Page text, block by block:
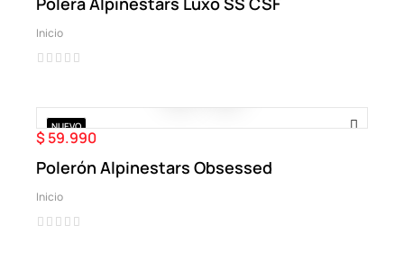
Inicio
NUEVO
Precio
$ 59.990
Polerón Alpinestars Obsessed
Inicio